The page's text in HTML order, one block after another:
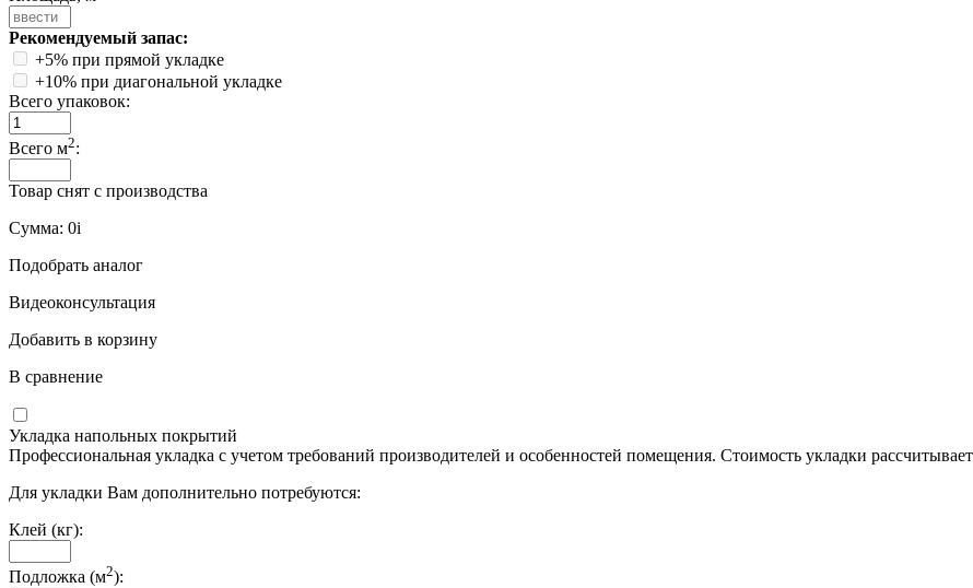
Рекомендуемый запас:
+5% при прямой укладке
+10% при диагональной укладке
Всего упаковок:
Всего м2:
Товар снят с производства
Сумма: 0i
Подобрать аналог
Видеоконсультация
Добавить в корзину
В сравнение
Укладка напольных покрытий
Профессиональная укладка с учетом требований производителей и особенностей помещения. Стоимость укладки
Для укладки Вам дополнительно потребуются:
Клей (кг):
Подложка (м2):